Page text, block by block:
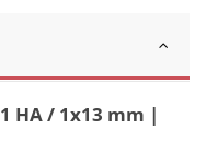
HA / 1x13 mm |